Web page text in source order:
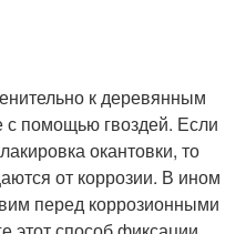
к деревянным
с помощью гвоздей. Если
окантовки, то
от коррозии. В ином
перед коррозионными